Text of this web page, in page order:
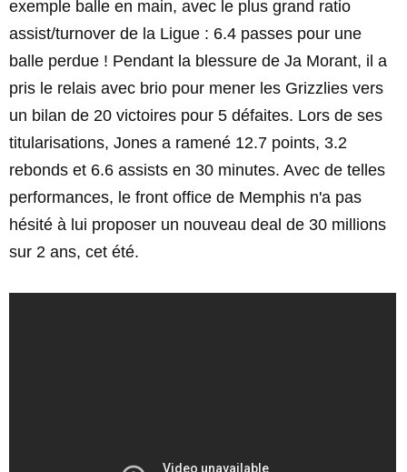
exemple balle en main, avec le plus grand ratio
assist/turnover de la Ligue : 6.4 passes pour une
balle perdue ! Pendant la blessure de Ja Morant, il a
pris le relais avec brio pour mener les Grizzlies vers
un bilan de 20 victoires pour 5 défaites. Lors de ses
titularisations, Jones a ramené 12.7 points, 3.2
rebonds et 6.6 assists en 30 minutes. Avec de telles
performances, le front office de Memphis n'a pas
hésité à lui proposer un nouveau deal de 30 millions
sur 2 ans, cet été.